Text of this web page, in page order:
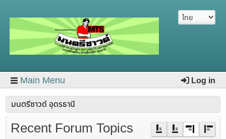
Log in
Main Menu
มนตรีซาวด์ อุดรธานี
Recent Forum Topics